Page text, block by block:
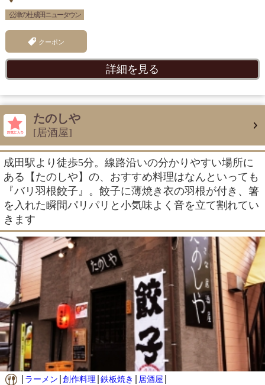
公津の杜 成田ニュータウン
クーポン
詳細を見る
たのしや
[居酒屋]
成田駅より徒歩5分。線路沿いの分かりやすい場所に
ある【たのしや】の、おすすめ料理はなんといっても
『バリ羽根餃子』。餃子に薄焼き衣の羽根が付き、箸
を入れた瞬間パリパリと小気味よく音を立て割れてい
きます
ラーメン 創作料理 鉄板焼き
居酒屋